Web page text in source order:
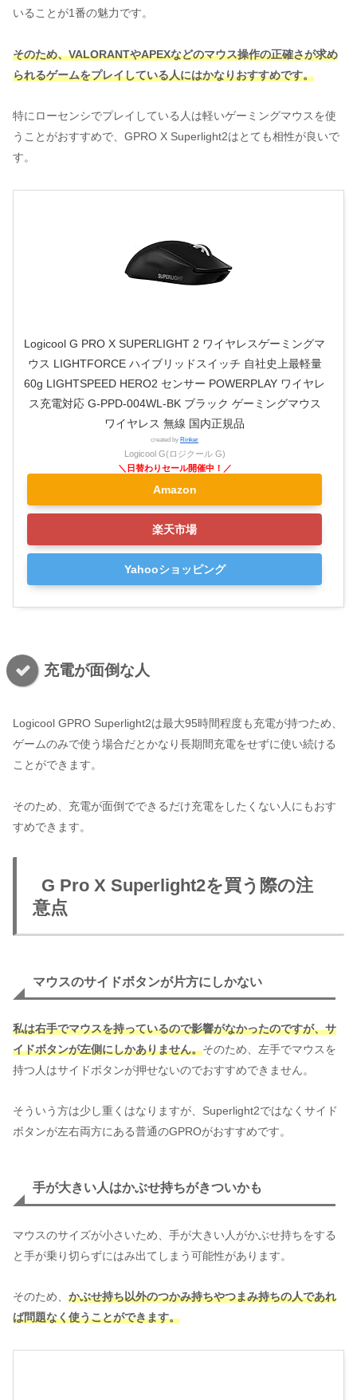
いることが1番の魅力です。
そのため、VALORANTやAPEXなどのマウス操作の正確さが求め
られるゲームをプレイしている人にはかなりおすすめです。
特にローセンシでプレイしている人は軽いゲーミングマウスを使
うことがおすすめで、GPRO X Superlight2はとても相性が良いで
す。
Logicool G PRO X SUPERLIGHT 2 ワイヤレスゲーミングマ
ウス LIGHTFORCE ハイブリッドスイッチ 自社史上最軽量
60g LIGHTSPEED HERO2 センサー POWERPLAY ワイヤレ
ス充電対応 G-PPD-004WL-BK ブラック ゲーミングマウス
ワイヤレス 無線 国内正規品
created by Rinker
Logicool G(ロジクール G)
Amazon
楽天市場
Yahooショッピング
充電が面倒な人
Logicool GPRO Superlight2は最大95時間程度も充電が持つため、
ゲームのみで使う場合だとかなり長期間充電をせずに使い続ける
ことができます。
そのため、充電が面倒でできるだけ充電をしたくない人にもおす
すめできます。
G Pro X Superlight2を買う際の注
意点
マウスのサイドボタンが片方にしかない
私は右手でマウスを持っているので影響がなかったのですが、サ
イドボタンが左側にしかありません。そのため、左手でマウスを
持つ人はサイドボタンが押せないのでおすすめできません。
そういう方は少し重くはなりますが、Superlight2ではなくサイド
ボタンが左右両方にある普通のGPROがおすすめです。
手が大きい人はかぶせ持ちがきついかも
マウスのサイズが小さいため、手が大きい人がかぶせ持ちをする
と手が乗り切らずにはみ出てしまう可能性があります。
そのため、 かぶせ持ち以外のつかみ持ちやつまみ持ちの人であれ
ば問題なく使うことができます。